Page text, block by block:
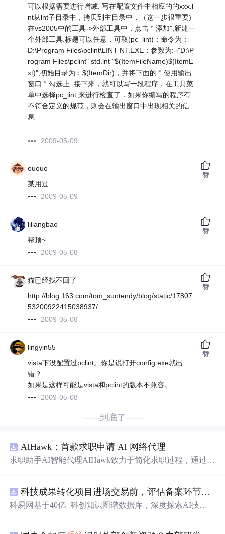
可以根据需要进行增减. 写在配置文件中相应的的xxx.l
nt从lnt子目录中，拷贝到主目录中．（这一步很重要)
在vs2005中的工具->外部工具中，点击＂添加",新建一
个外部工具.标题可以任意，可取(pc_lint)；命令为：
D:\Program Files\pclint\LINT-NT.EXE；参数为:-i"D:\P
rogram Files\pclint" std.lnt "$(ItemFileName)$(ItemE
xt)";初始目录为：$(ItemDir)，并将下面的＂使用输出
窗口＂勾选上. 接下来，就可以写一段程序，在工具菜
单中选择pc_lint 来进行检查了．如果你编写的程序有
不符合定义的规范，则会在输出窗口中出现相关的信
息.
2009-05-09
ououo
某用过
2009-05-09
赞
liliangbao
帮顶~
2009-05-08
赞
猫已经找不回了
http://blog.163.com/tom_suntendy/blog/static/17807
53200922415038937/
2009-05-08
赞
lingyin55
vista下没配置过pclint。你是说打开config.exe就出
错？
如果是这样可能是vista和pclint的版本不兼容。
2009-05-08
赞
——到底了——
AIHawk：首款求职申请 AI 网络代理
求职助手AI智能代理AIHawk致力于简化求职过程，通过自
科技成果转化项目进场交易前，评估备案环节需要准备哪些材料？.docx
科易网基于40亿+科创知识图谱数据库，深度探索AI技术